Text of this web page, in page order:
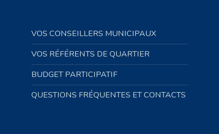
VOS CONSEILLERS MUNICIPAUX
VOS RÉFÉRENTS DE QUARTIER
BUDGET PARTICIPATIF
QUESTIONS FRÉQUENTES ET CONTACTS